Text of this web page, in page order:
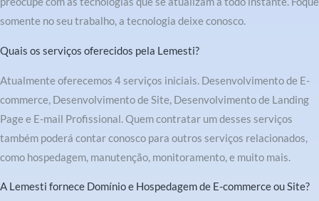
somente no seu trabalho, a tecnologia deixe conosco.
Quais os serviços oferecidos pela Lemesti?
Atualmente oferecemos 4 serviços iniciais. Desenvolvimento de E-
commerce, Desenvolvimento de Site, Desenvolvimento de Landing
Page e E-mail Profissional. Quem contratar um desses serviços
também poderá contar conosco para outros serviços relacionados,
como hospedagem, manutenção, monitoramento, e muito mais.
A Lemesti fornece Domínio e Hospedagem de E-commerce ou Site?